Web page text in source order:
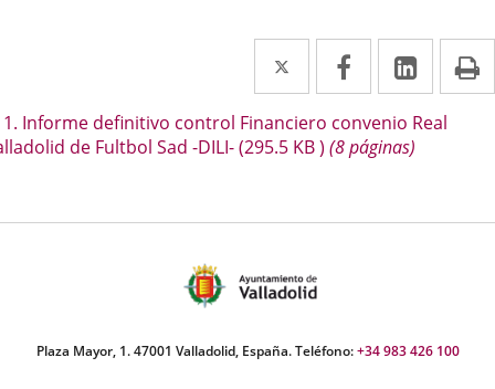
Twitter
Enlace
a
una
aplicación
Facebook
Enlace
a
una
aplicación
Enlace
a
una
1. Informe definitivo control Financiero convenio Real
de Fultbol Sad -DILI-(295.5 KB) (8 páginas)
Plaza Mayor, 1. 47001 Valladolid, España. Teléfono:+34 983 426 100